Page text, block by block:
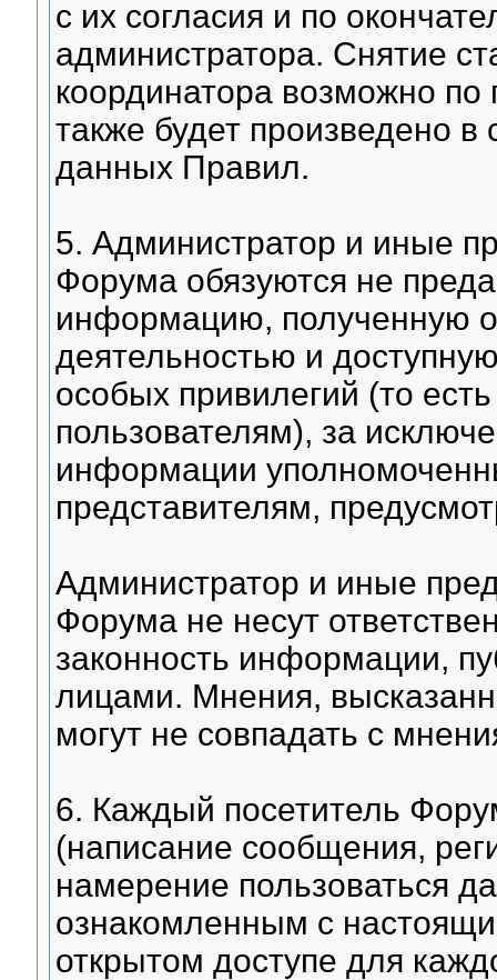
с их согласия и по
администратора. Снятие
координатора возможно по
также будет произведено
данных Правил.
5. Администратор и иные
Форума обязуются не
информацию, полученную
деятельностью и
особых привилегий (то
пользователям), за
информации
представителям,
Администратор и иные
Форума не несут
законность информации,
лицами. Мнения,
могут не совпадать с
6. Каждый посетитель
(написание сообщения,
намерение пользоваться
ознакомленным с
открытом доступе для